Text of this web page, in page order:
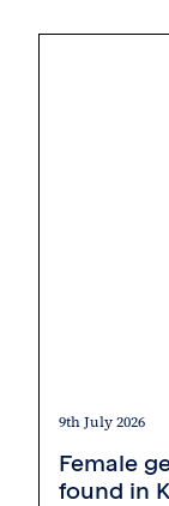
9th July 2026
Female
found in